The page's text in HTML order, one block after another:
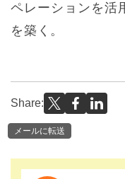
ペレーションを活
を築く。
Share:
メールに転送